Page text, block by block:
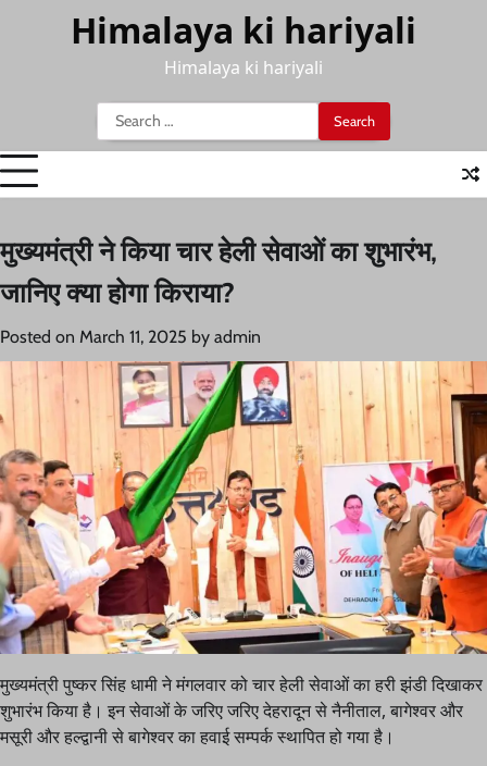
Himalaya ki hariyali
Himalaya ki hariyali
Search
for:
मुख्यमंत्री ने किया चार हेली सेवाओं का शुभारंभ,
जानिए क्या होगा किराया?
Posted on March 11, 2025 by admin
मुख्यमंत्री पुष्कर सिंह धामी ने मंगलवार को चार हेली सेवाओं का हरी झंडी दिखाकर
शुभारंभ किया है। इन सेवाओं के जरिए जरिए देहरादून से नैनीताल, बागेश्वर और
मसूरी और हल्द्वानी से बागेश्वर का हवाई सम्पर्क स्थापित हो गया है।